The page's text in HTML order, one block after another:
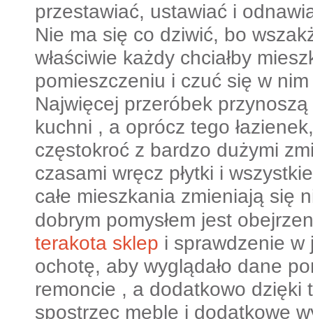
przestawiać, ustawiać i
Nie ma się co dziwić, bo
właściwie każdy chciałby
pomieszczeniu i czuć się w
Najwięcej przeróbek
kuchni , a oprócz tego
częstokroć z bardzo dużymi
czasami wręcz płytki i
całe mieszkania zmieniają się
dobrym pomysłem jest
terakota sklep i sprawdzenie w
ochotę, aby wyglądało dane
remoncie , a dodatkowo dzięki
spostrzec meble i dodatkowe